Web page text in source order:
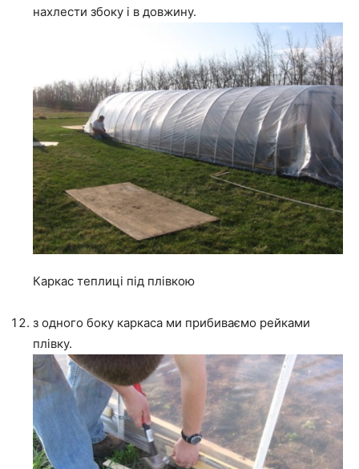
нахлести збоку і в довжину.
Каркас теплиці під плівкою
з одного боку каркаса ми прибиваємо рейками
плівку.